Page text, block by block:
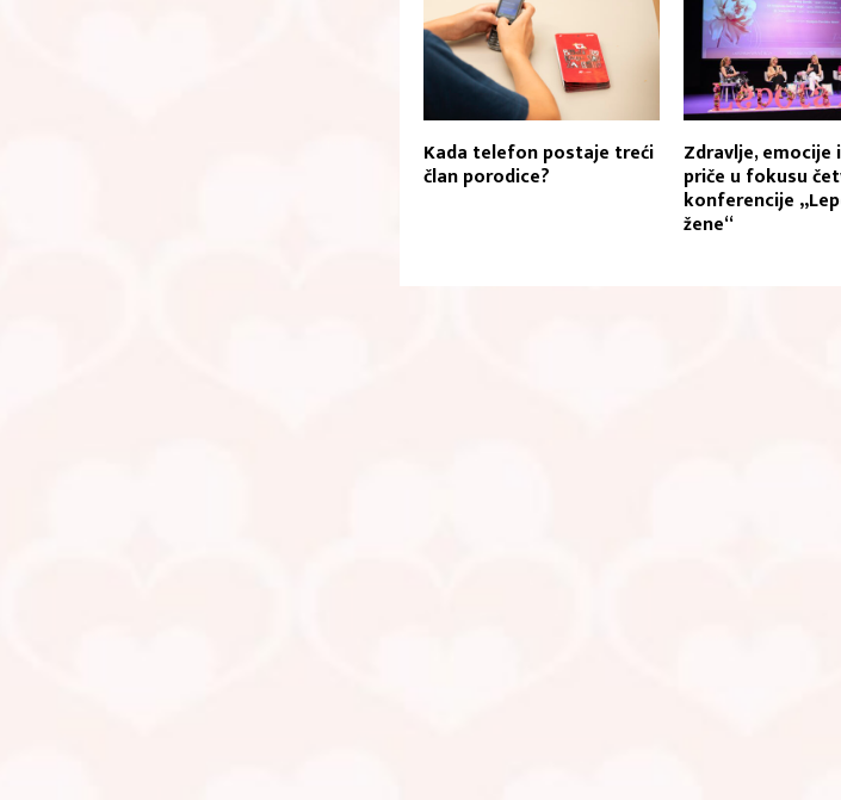
Kada telefon postaje treći
član porodice?
Zdravlje, emocije
priče u fokusu
konferencije
žene“